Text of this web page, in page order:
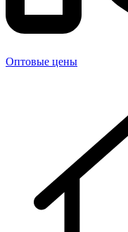
Оптовые цены